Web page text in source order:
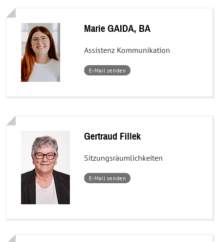
Marie GAIDA, BA
Assistenz Kommunikation
E-Mail senden–
Marie
Gertraud Fillek
Sitzungsräumlichkeiten
E-Mail senden–
Gertraud